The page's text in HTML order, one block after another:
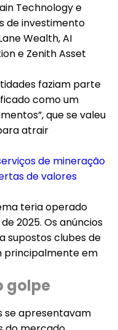
Technology e
de investimento
Wealth, AI
e Zenith Asset
faziam parte
como um
que se valeu
atrair
de mineração
de valores
teria operado
2025. Os anúncios
supostos clubes de
principalmente em
golpe
se apresentavam